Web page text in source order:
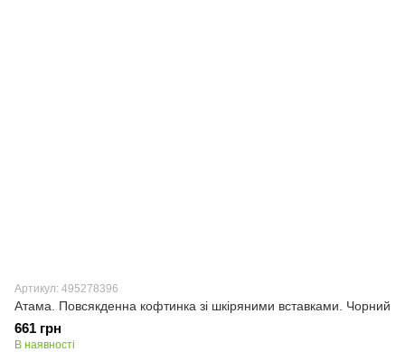
Артикул: 495278396
Атама. Повсякденна кофтинка зі шкіряними вставками. Чорний
661 грн
В наявності